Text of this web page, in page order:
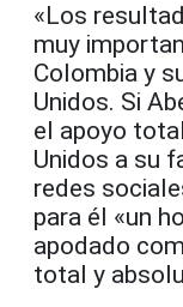
«Los
muy
Colombia y
Unidos. Si
el apoyo
Unidos a su
redes
para él «un
apodado
total y